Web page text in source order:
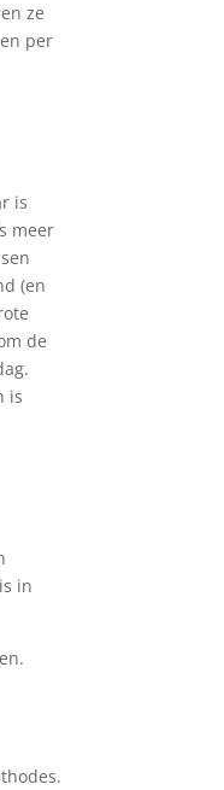
ze
per
is
meer
(en
de
is
in